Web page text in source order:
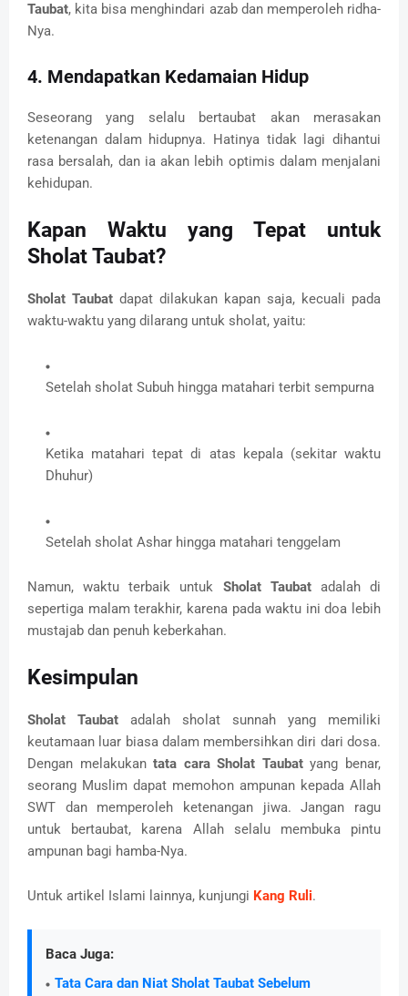
Taubat, kita bisa menghindari azab dan memperoleh ridha-
Nya.
4. Mendapatkan Kedamaian Hidup
Seseorang yang selalu bertaubat akan merasakan
ketenangan dalam hidupnya. Hatinya tidak lagi dihantui
rasa bersalah, dan ia akan lebih optimis dalam menjalani
kehidupan.
Kapan Waktu yang Tepat untuk
Sholat Taubat?
Sholat Taubat dapat dilakukan kapan saja, kecuali pada
waktu-waktu yang dilarang untuk sholat, yaitu:
Setelah sholat Subuh hingga matahari terbit sempurna
Ketika matahari tepat di atas kepala (sekitar waktu
Dhuhur)
Setelah sholat Ashar hingga matahari tenggelam
Namun, waktu terbaik untuk Sholat Taubatadalah di
sepertiga malam terakhir, karena pada waktu ini doa lebih
mustajab dan penuh keberkahan.
Kesimpulan
Sholat Taubat adalah sholat sunnah yang memiliki
keutamaan luar biasa dalam membersihkan diri dari dosa.
Dengan melakukantata cara Sholat Taubatyang benar,
seorang Muslim dapat memohon ampunan kepada Allah
SWT dan memperoleh ketenangan jiwa. Jangan ragu
untuk bertaubat, karena Allah selalu membuka pintu
ampunan bagi hamba-Nya.
Untuk artikel Islami lainnya, kunjungi Kang Ruli.
Baca Juga:
Tata Cara dan Niat Sholat Taubat Sebelum